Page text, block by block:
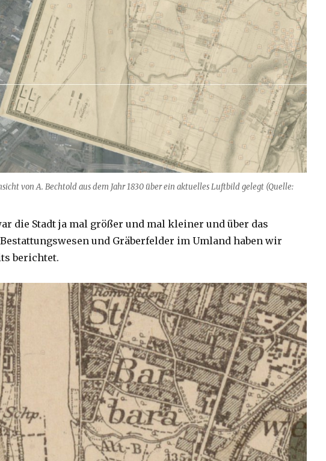
von A. Bechtold aus dem Jahr 1830 über ein aktuelles Luftbild gelegt (Quelle:
die Stadt ja mal größer und mal kleiner und über das
und Gräberfelder im Umland haben wir
berichtet.